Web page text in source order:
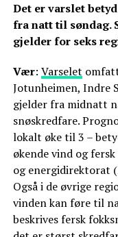
Det er varslet
fra natt til søndag.
gjelder for seks
Vær: Varselet
Jotunheimen, Indre
gjelder fra midnatt
snøskredfare.
lokalt øke til 3 –
økende vind og
og energidirektorat
Også i de øvrige
vinden kan føre til
beskrives fersk